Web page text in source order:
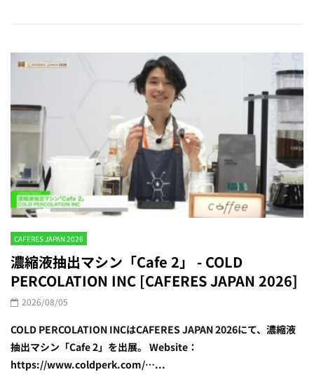
CAFERES JAPAN 2026
濃縮液抽出マシン「Cafe 2」 - COLD
PERCOLATION INC [CAFERES JAPAN 2026]
2026/08/05
COLD PERCOLATION INCはCAFERES JAPAN 2026にて、濃縮液
抽出マシン「Cafe 2」を出展。 Website：
https://www.coldperk.com/…...